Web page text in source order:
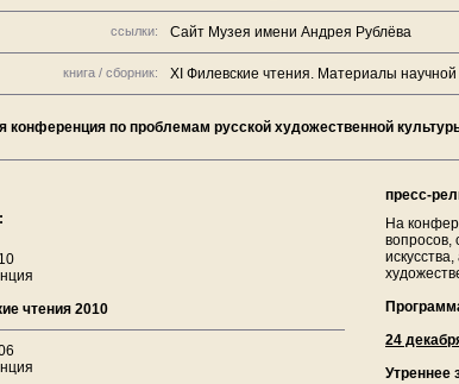
ссылки: Сайт Музея имени Андрея Рублёва
книга / сборник: XI Филевские чтения. Материалы
конференция по проблемам русской художественной
чтения 2010
пресс-
На
вопросов,
24
Утреннее